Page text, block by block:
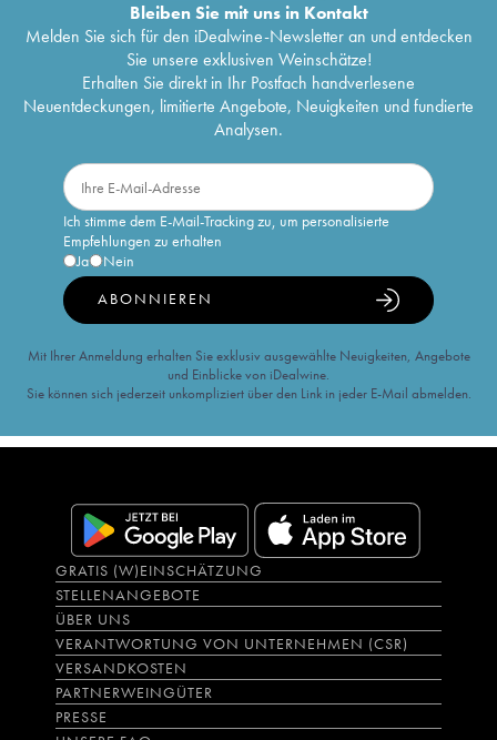
Bleiben Sie mit uns in Kontakt
Melden Sie sich für den iDealwine-Newsletter an und entdecken
Sie unsere exklusiven Weinschätze!
Erhalten Sie direkt in Ihr Postfach handverlesene
Neuentdeckungen, limitierte Angebote, Neuigkeiten und fundierte
Analysen.
Ich stimme dem E-Mail-Tracking zu, um personalisierte
Empfehlungen zu erhalten
Ja
Nein
ABONNIEREN
Mit Ihrer Anmeldung erhalten Sie exklusiv ausgewählte Neuigkeiten, Angebote
und Einblicke von iDealwine.
Sie können sich jederzeit unkompliziert über den Link in jeder E-Mail abmelden.
GRATIS (W)EINSCHÄTZUNG
STELLENANGEBOTE
ÜBER UNS
VERANTWORTUNG VON UNTERNEHMEN (CSR)
VERSANDKOSTEN
PARTNERWEINGÜTER
PRESSE